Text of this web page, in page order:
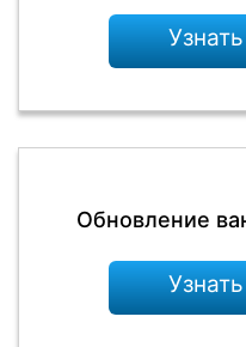
Обновление